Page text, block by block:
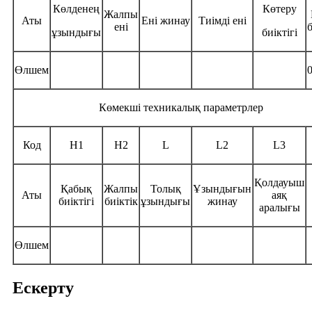
Аты
Көлденең
ұзындығы
Жалпы
ені
Ені жинау Тиімді ені
Көтеру
биіктігі
Өлшем
Көмекші техникалық параметрлер
Код H1 H2 L L2 L3
Аты
Қабық
биіктігі
Жалпы
биіктік
Толық
ұзындығы
Ұзындығын
жинау
Қолдауыш
аяқ
аралығы
Өлшем
Ескерту